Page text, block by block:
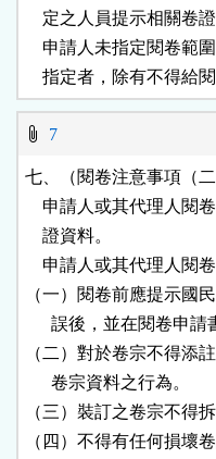
定之人員提示相關卷
申請人未指定閱卷
指定者，除有不得
7
七、（閱卷注意事項（二
申請人或其代理人
    證資料。
申請人或其代理人閱
（一）閱卷前應提示國
誤後，並在閱卷申
（二）對於卷宗不得添
      卷宗資料之行為。
（三）裝訂之卷宗不得拆
（四）不得有任何損壞